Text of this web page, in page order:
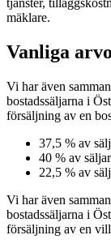
tjänster,
mäklare.
Vanliga
Vi har även
bostadssäljarna i
försäljning av en
37,5 % av
40 % av
22,5 % av
Vi har även
bostadssäljarna i
försäljning av en